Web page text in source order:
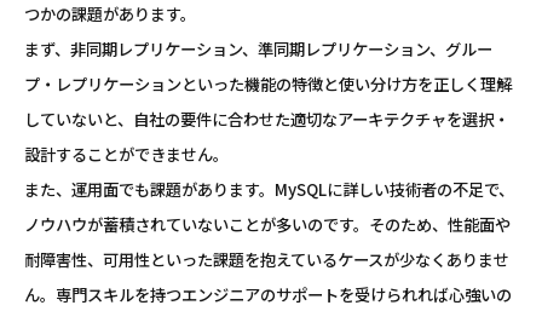
つかの課題があります。
まず、非同期レプリケーション、準同期レプリケーション、グルー
プ・レプリケーションといった機能の特徴と使い分け方を正しく理解
していないと、自社の要件に合わせた適切なアーキテクチャを選択・
設計することができません。
また、運用面でも課題があります。MySQLに詳しい技術者の不足で、
ノウハウが蓄積されていないことが多いのです。そのため、性能面や
耐障害性、可用性といった課題を抱えているケースが少なくありませ
ん。専門スキルを持つエンジニアのサポートを受けられれば心強いの